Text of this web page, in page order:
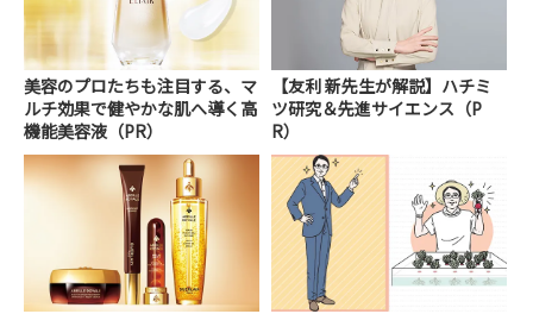
美容のプロたちも注目する、マ
ルチ効果で健やかな肌へ導く高
機能美容液（PR）
【友利 新先生が解説】ハチミ
ツ研究＆先進サイエンス（P
R）